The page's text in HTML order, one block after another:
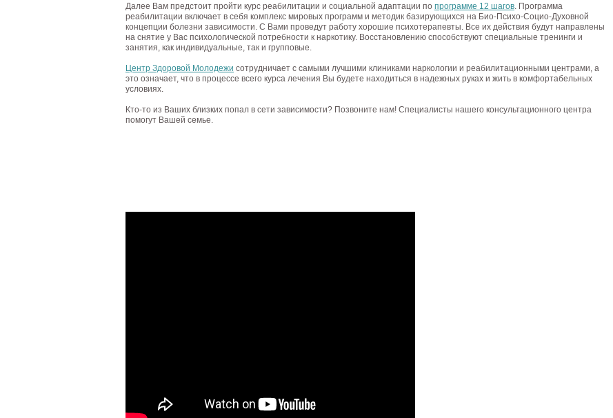
Далее Вам предстоит пройти курс реабилитации и социальной адаптации по программе 12 шагов. Программа
реабилитации включает в себя комплекс мировых программ и методик базирующихся на Био-Психо-Социо-Духовной
концепции болезни зависимости. С Вами проведут работу хорошие психотерапевты. Все их действия будут направлены
на снятие у Вас психологической потребности к наркотику. Восстановлению способствуют специальные тренинги и
занятия, как индивидуальные, так и групповые.
Центр Здоровой Молодежи сотрудничает с самыми лучшими клиниками наркологии и реабилитационными центрами, а
это означает, что в процессе всего курса лечения Вы будете находиться в надежных руках и жить в комфортабельных
условиях.
Кто-то из Ваших близких попал в сети зависимости? Позвоните нам! Специалисты нашего консультационного центра
помогут Вашей семье.